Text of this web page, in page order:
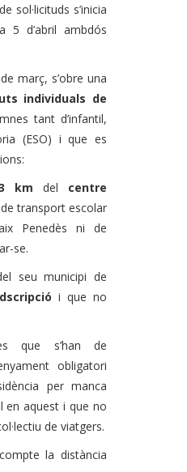
sol·licituds s’inicia
d’abril ambdós
març, s’obre una
individuals de
tant d’infantil,
(ESO) i que es
km del centre
transport escolar
Penedès ni de
se.
seu municipi de
i que no
que s’han de
obligatori
per manca
en aquest i que no
de viatgers.
la distància